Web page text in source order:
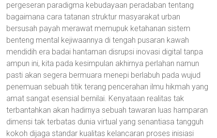
pergeseran paradigma kebudayaan peradaban tentang
bagaimana cara tatanan struktur masyarakat urban
bersusah payah merawat memupuk ketahanan sistem
benteng mental kejiwaannya di tengah pusaran kawah
mendidih era badai hantaman disrupsi inovasi digital tanpa
ampun ini, kita pada kesimpulan akhirnya perlahan namun
pasti akan segera bermuara menepi berlabuh pada wujud
penemuan sebuah titik terang pencerahan ilmu hikmah yang
amat sangat esensial bernilai. Kenyataan realitas tak
terbantahkan akan hadirnya sebuah tawaran luas hamparan
dimensi tak terbatas dunia virtual yang senantiasa tangguh
kokoh dijaga standar kualitas kelancaran proses inisiasi